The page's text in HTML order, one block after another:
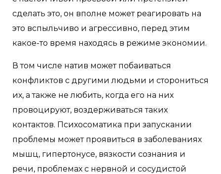
сделать это, он вполне может реагировать на
это вспыльчиво и агрессивно, перед этим
какое-то время находясь в режиме экономии.
В том числе натив может побаиваться
конфликтов с другими людьми и сторониться
их, а также не любить, когда его на них
провоцируют, воздерживаться таких
контактов. Психосоматика при запускании
проблемы может проявиться в заболеваниях
мышц, гипертонусе, вязкости сознания и
речи, проблемах с нервной и сосудистой